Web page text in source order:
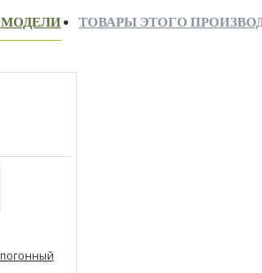
ТОВАРЫ ЭТОГО
погонный